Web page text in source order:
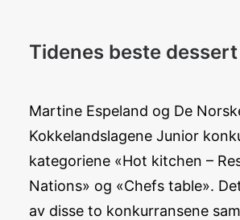
Tidenes beste dessert
Martine Espeland og De
Kokkelandslagene Junior
kategoriene «Hot kitchen –
Nations» og «Chefs table».
av disse to konkurransene